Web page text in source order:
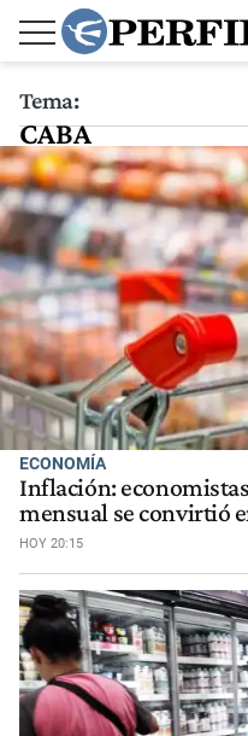
Tema:
CABA
ECONOMÍA
Inflación:
mensual se convirtió
HOY 20:15